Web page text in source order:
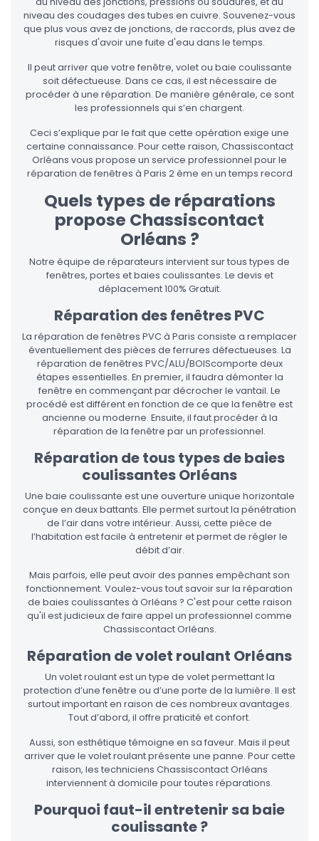
niveau des coudages des tubes en cuivre. Souvenez-vous
que plus vous avez de jonctions, de raccords, plus avez de
risques d'avoir une fuite d'eau dans le temps.
Il peut arriver que votre fenêtre, volet ou baie coulissante
soit défectueuse. Dans ce cas, il est nécessaire de
procéder à une réparation. De manière générale, ce sont
les professionnels qui s’en chargent.
Ceci s’explique par le fait que cette opération exige une
certaine connaissance. Pour cette raison, Chassiscontact
Orléans vous propose un service professionnel pour le
réparation de fenêtres à Paris 2 ème en un temps record
Quels types de réparations
propose Chassiscontact
Orléans ?
Notre équipe de réparateurs intervient sur tous types de
fenêtres, portes et baies coulissantes. Le devis et
déplacement 100% Gratuit.
Réparation des fenêtres PVC
La réparation de fenêtres PVC à Paris consiste a remplacer
éventuellement des pièces de ferrures défectueuses. La
réparation de fenêtres PVC/ALU/BOIScomporte deux
étapes essentielles. En premier, il faudra démonter la
fenêtre en commençant par décrocher le vantail. Le
procédé est différent en fonction de ce que la fenêtre est
ancienne ou moderne. Ensuite, il faut procéder à la
réparation de la fenêtre par un professionnel.
Réparation de tous types de baies
coulissantes Orléans
Une baie coulissante est une ouverture unique horizontale
conçue en deux battants. Elle permet surtout la pénétration
de l’air dans votre intérieur. Aussi, cette pièce de
l’habitation est facile à entretenir et permet de régler le
débit d’air.
Mais parfois, elle peut avoir des pannes empêchant son
fonctionnement. Voulez-vous tout savoir sur la réparation
de baies coulissantes à Orléans ? C'est pour cette raison
qu'il est judicieux de faire appel un professionnel comme
Chassiscontact Orléans.
Réparation de volet roulant Orléans
Un volet roulant est un type de volet permettant la
protection d’une fenêtre ou d’une porte de la lumière. Il est
surtout important en raison de ces nombreux avantages.
Tout d’abord, il offre praticité et confort.
Aussi, son esthétique témoigne en sa faveur. Mais il peut
arriver que le volet roulant présente une panne. Pour cette
raison, les techniciens Chassiscontact Orléans
interviennent à domicile pour toutes réparations.
Pourquoi faut-il entretenir sa baie
coulissante ?